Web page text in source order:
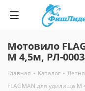
Мотовило
M 4,5м, РЛ-
Главная - Каталог -
FLAGMAN для удилища M